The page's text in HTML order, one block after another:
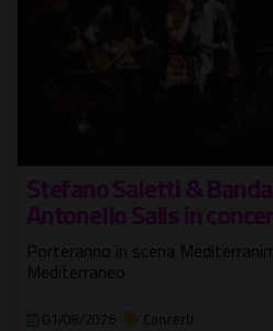
Stefano Saletti &
Antonello Salis in
Porteranno in scena
Mediterraneo
01/08/2026 Concerti